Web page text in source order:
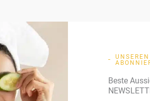
Beste